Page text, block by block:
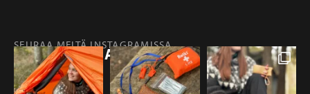
SEURAA MEITÄ INSTAGRAMISSA
@RETKIFINLAND